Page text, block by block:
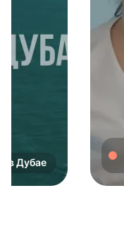
в Дубае